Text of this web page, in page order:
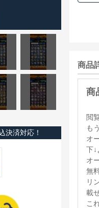
決済対応！
商品
閲
も
オ
下↓
オ
無
リ
載
こ